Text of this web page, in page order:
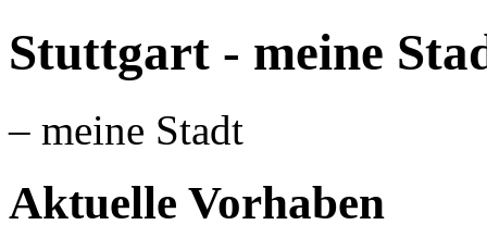
Stuttgart - meine
– meine Stadt
Aktuelle Vorhaben